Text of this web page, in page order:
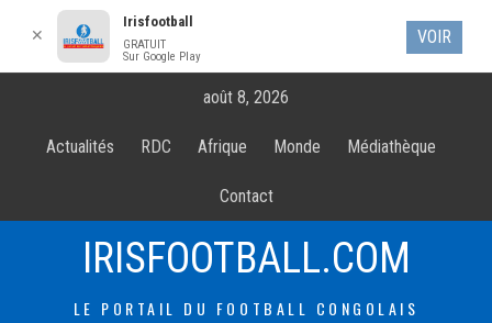
contenur
août 8, 2026
Actualités RDC Afrique Monde Médiathèque
Contact
IRISFOOTBALL.COM
LE PORTAIL DU FOOTBALL CONGOLAIS
✕
Irisfootball
GRATUIT
Sur Google Play
VOIR